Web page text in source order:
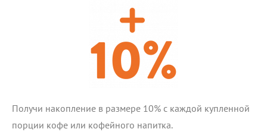
Получи накопление в размере 10% с каждой купленной
порции кофе или кофейного напитка.